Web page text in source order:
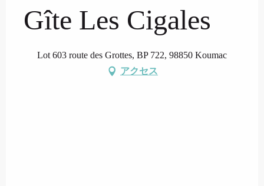
Gîte Les Cigales
Lot 603 route des Grottes, BP 722, 98850 Koumac
アクセス